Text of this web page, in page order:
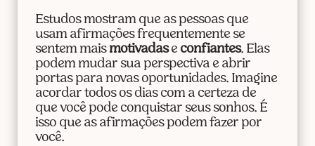
Estudos mostram que as pessoas que
usam afirmações frequentemente se
sentem mais motivadase confiantes. Elas
podem mudar sua perspectiva e abrir
portas para novas oportunidades. Imagine
acordar todos os dias com a certeza de
que você pode conquistar seus sonhos. É
isso que as afirmações podem fazer por
você.